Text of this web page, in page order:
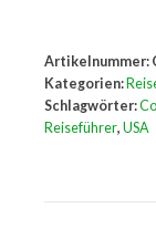
Plateau
(Reihe
Traumziel
Artikelnummer:
Kategorien:
Schlagwörter:
Reiseführer, USA